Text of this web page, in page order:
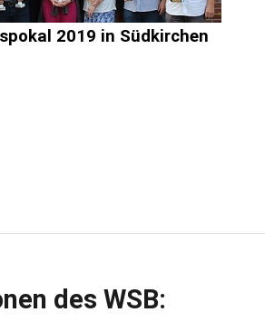
2019 in Südkirchen
des WSB: